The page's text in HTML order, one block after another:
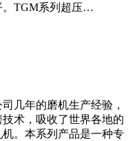
。TGM系列超压…
几年的磨机生产经验，
术，吸收了世界各地的
。本系列产品是一种专